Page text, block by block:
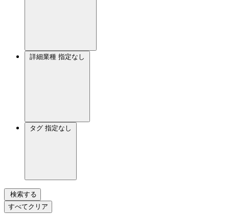
詳細業種 指定なし
タグ 指定なし
検索する
すべてクリア